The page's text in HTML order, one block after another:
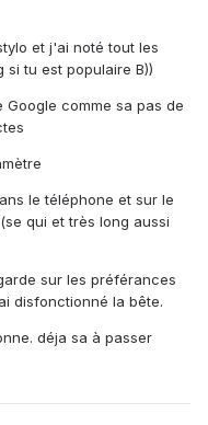
et j'ai noté tout les
tu est populaire B))
comme sa pas de
le téléphone et sur le
qui et très long aussi
sur les préférances
disfonctionné la bête.
déja sa à passer